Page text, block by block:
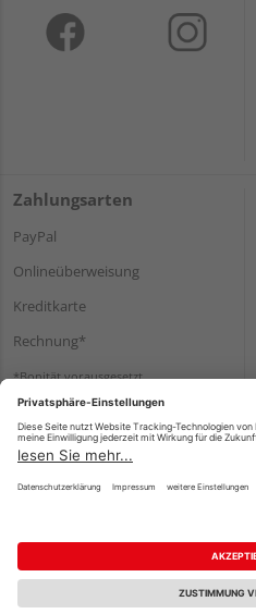
Zahlungsarten
PayPal
Onlineüberweisung
Kreditkarte
Rechnung*
*Bonität vorausgesetzt
Impressum Datenschutz
Barrierefreiheitserklärung